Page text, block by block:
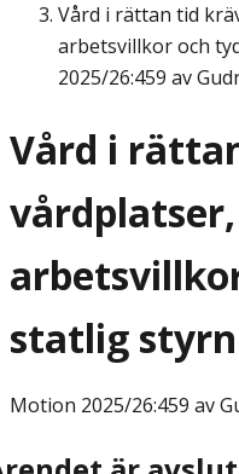
Vård i rättan tid
arbetsvillkor och
2025/26:459 av
Vård i
statlig
Motion 2025/26:459 av